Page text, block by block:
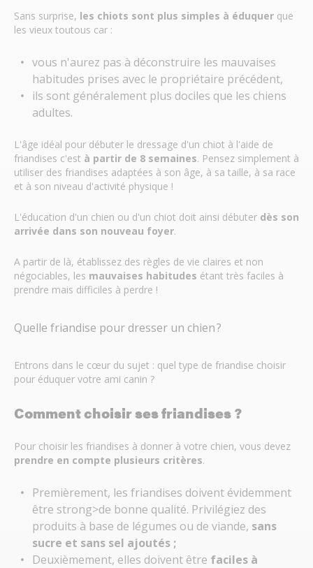
Sans surprise, les chiots sont plus simples à éduquer que
les vieux toutous car :
vous n'aurez pas à déconstruire les mauvaises
habitudes prises avec le propriétaire précédent,
ils sont généralement plus dociles que les chiens
adultes.
L'âge idéal pour débuter le dressage d'un chiot à l'aide de
friandises c'est à partir de 8 semaines. Pensez simplement à
utiliser des friandises adaptées à son âge, à sa taille, à sa race
et à son niveau d'activité physique !
L'éducation d'un chien ou d'un chiot doit ainsi débuter dès son
arrivée dans son nouveau foyer.
A partir de là, établissez des règles de vie claires et non
négociables, les mauvaises habitudes étant très faciles à
prendre mais difficiles à perdre !
Quelle friandise pour dresser un chien ?
Entrons dans le cœur du sujet : quel type de friandise choisir
pour éduquer votre ami canin ?
Comment choisir ses friandises ?
Pour choisir les friandises à donner à votre chien, vous devez
prendre en compte plusieurs critères.
Premièrement, les friandises doivent évidemment
être strong>de bonne qualité. Privilégiez des
produits à base de légumes ou de viande, sans
sucre et sans sel ajoutés ;
Deuxièmement, elles doivent être faciles à